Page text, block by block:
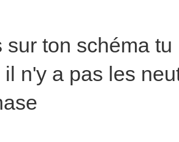
sur ton schéma
n'y a pas les